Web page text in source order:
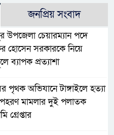
জনপ্রিয় সংবাদ
উপজেলা চেয়ারম্যান পদে
হোসেন সরকারকে নিয়ে
ব্যাপক প্রত্যাশা
পৃথক অভিযানে টাঙ্গাইলে হত্যা
মামলার দুই পলাতক
গ্রেপ্তার